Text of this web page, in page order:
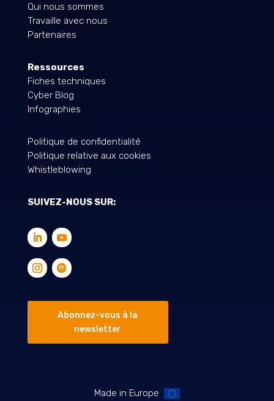
Qui nous sommes
Travaille avec nous
Partenaires
Ressources
Fiches techniques
Cyber Blog
Infographies
Politique de confidentialité
Politique relative aux cookies
Whistleblowing
SUIVEZ-NOUS SUR:
Abonnez-vous à la
newsletter
Made in Europe